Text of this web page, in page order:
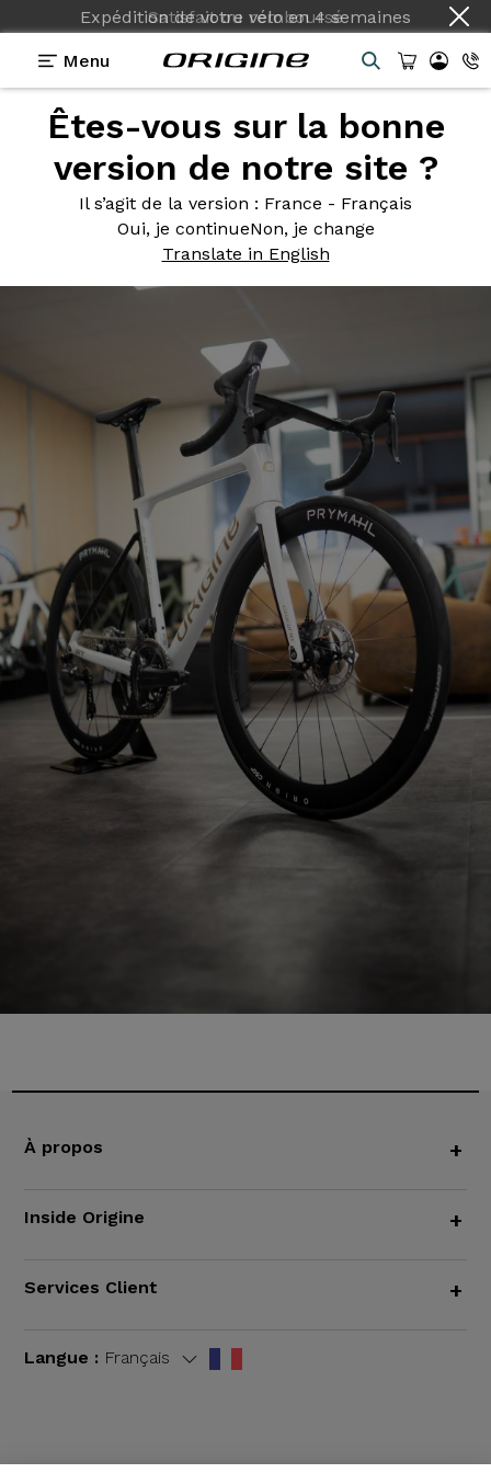
Expédition de votre véloen4 semaines
Menu
Êtes-vous sur la bonne
version de notre site ?
Il s’agit de la version : France - Français
Oui, je continueNon, je change
Translate in English
Photos> Blanc Nacré
BlancNacré
À propos +
Inside Origine +
Services Client +
Langue : Français